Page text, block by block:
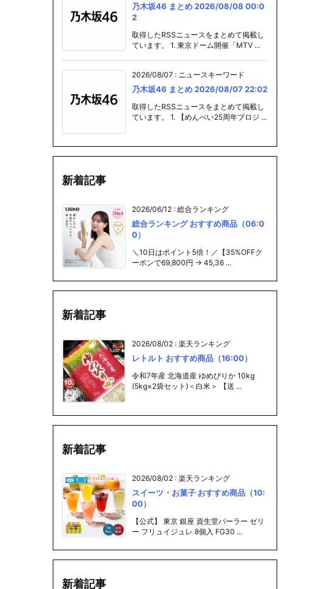
乃木坂46 まとめ 2026/08/08 00:0
2
取得したRSSニュースをまとめて掲載し
ています。 1. 東京ドーム開催「MTV ...
2026/08/07 : ニュースキーワード
乃木坂46 まとめ 2026/08/07 22:02
取得したRSSニュースをまとめて掲載し
ています。 1. 【めんべい25周年プロジ ...
新着記事
2026/06/12 : 総合ランキング
総合ランキング おすすめ商品（06:0
0）
＼10日はポイント5倍！／【35%OFFク
ーポンで69,800円 → 45,36 ...
新着記事
2026/08/02 : 楽天ランキング
レトルト おすすめ商品（16:00）
令和7年産 北海道産 ゆめぴりか 10kg
(5kg×2袋セット)＜白米＞ 【送 ...
新着記事
2026/08/02 : 楽天ランキング
スイーツ・お菓子 おすすめ商品（10:
00）
【公式】 東京 銀座 資生堂パーラー ゼリ
ー フリュイジュレ 8個入 FG30 ...
新着記事